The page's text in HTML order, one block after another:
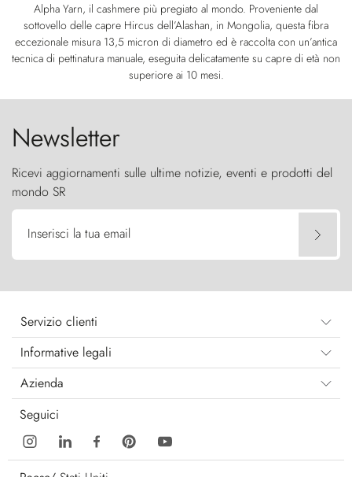
Alpha Yarn, il cashmere più pregiato al mondo. Proveniente dal
sottovello delle capre Hircus dell’Alashan, in Mongolia, questa fibra
eccezionale misura 13,5 micron di diametro ed è raccolta con un’antica
tecnica di pettinatura manuale, eseguita delicatamente su capre di età non
superiore ai 10 mesi.
Newsletter
Ricevi aggiornamenti sulle ultime notizie, eventi e prodotti del
mondo SR
Inserisci la tua email
Servizio clienti
Informative legali
Azienda
Seguici